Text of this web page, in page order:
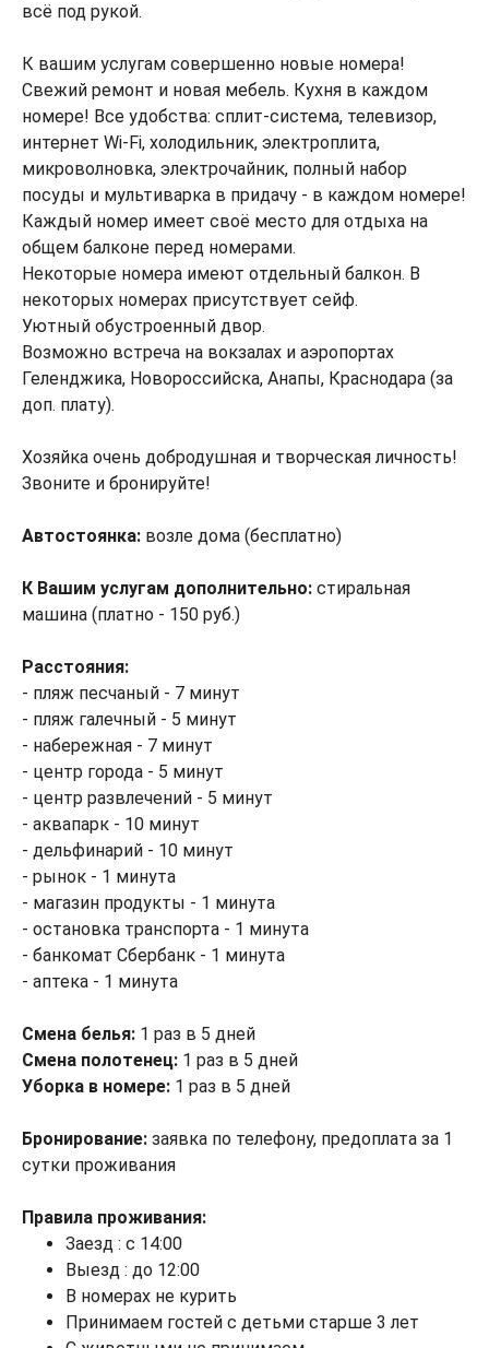
всё под рукой.
К вашим услугам совершенно новые номера!
Свежий ремонт и новая мебель. Кухня в каждом
номере! Все удобства: сплит-система, телевизор,
интернет Wi-Fi, холодильник, электроплита,
микроволновка, электрочайник, полный набор
посуды и мультиварка в придачу - в каждом номере!
Каждый номер имеет своё место для отдыха на
общем балконе перед номерами.
Некоторые номера имеют отдельный балкон. В
некоторых номерах присутствует сейф.
Уютный обустроенный двор.
Возможно встреча на вокзалах и аэропортах
Геленджика, Новороссийска, Анапы, Краснодара (за
доп. плату).
Хозяйка очень добродушная и творческая личность!
Звоните и бронируйте!
Автостоянка: возле дома (бесплатно)
К Вашим услугам дополнительно: стиральная
машина (платно - 150 руб.)
Расстояния:
- пляж песчаный - 7 минут
- пляж галечный - 5 минут
- набережная - 7 минут
- центр города - 5 минут
- центр развлечений - 5 минут
- аквапарк - 10 минут
- дельфинарий - 10 минут
- рынок - 1 минута
- магазин продукты - 1 минута
- остановка транспорта - 1 минута
- банкомат Сбербанк - 1 минута
- аптека - 1 минута
Смена белья: 1 раз в 5 дней
Смена полотенец: 1 раз в 5 дней
Уборка в номере: 1 раз в 5 дней
Бронирование: заявка по телефону, предоплата за 1
сутки проживания
Правила проживания:
Заезд : с 14:00
Выезд : до 12:00
В номерах не курить
Принимаем гостей с детьми старше 3 лет